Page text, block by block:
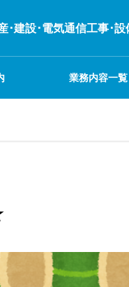
･建設･電気通信工事･
業務内容一覧